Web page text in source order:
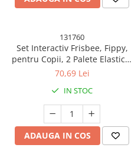
131760
Set Interactiv Frisbee, Fippy,
pentru Copii, 2 Palete Elastice,
Diametru 30 cm, 4 Mingi, + 3
70,69 Lei
IN STOC
ADAUGA IN COS